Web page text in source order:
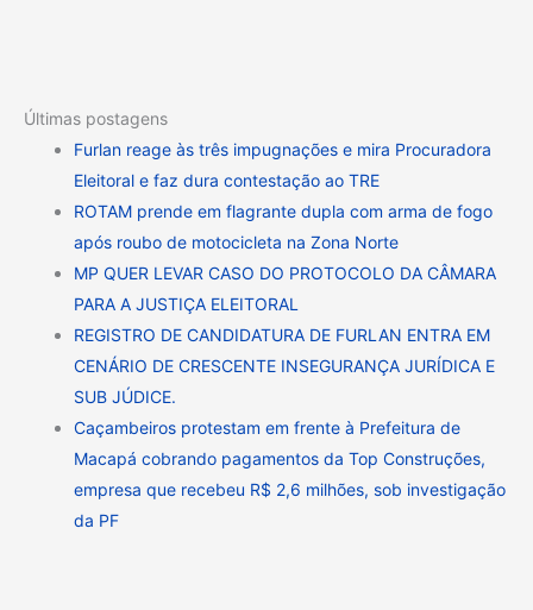
Últimas postagens
Furlan reage às três impugnações e mira Procuradora
Eleitoral e faz dura contestação ao TRE
ROTAM prende em flagrante dupla com arma de fogo
após roubo de motocicleta na Zona Norte
MP QUER LEVAR CASO DO PROTOCOLO DA CÂMARA
PARA A JUSTIÇA ELEITORAL
REGISTRO DE CANDIDATURA DE FURLAN ENTRA EM
CENÁRIO DE CRESCENTE INSEGURANÇA JURÍDICA E
SUB JÚDICE.
Caçambeiros protestam em frente à Prefeitura de
Macapá cobrando pagamentos da Top Construções,
empresa que recebeu R$ 2,6 milhões, sob investigação
da PF